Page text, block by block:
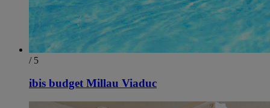
/ 5
ibis budget Millau Viaduc